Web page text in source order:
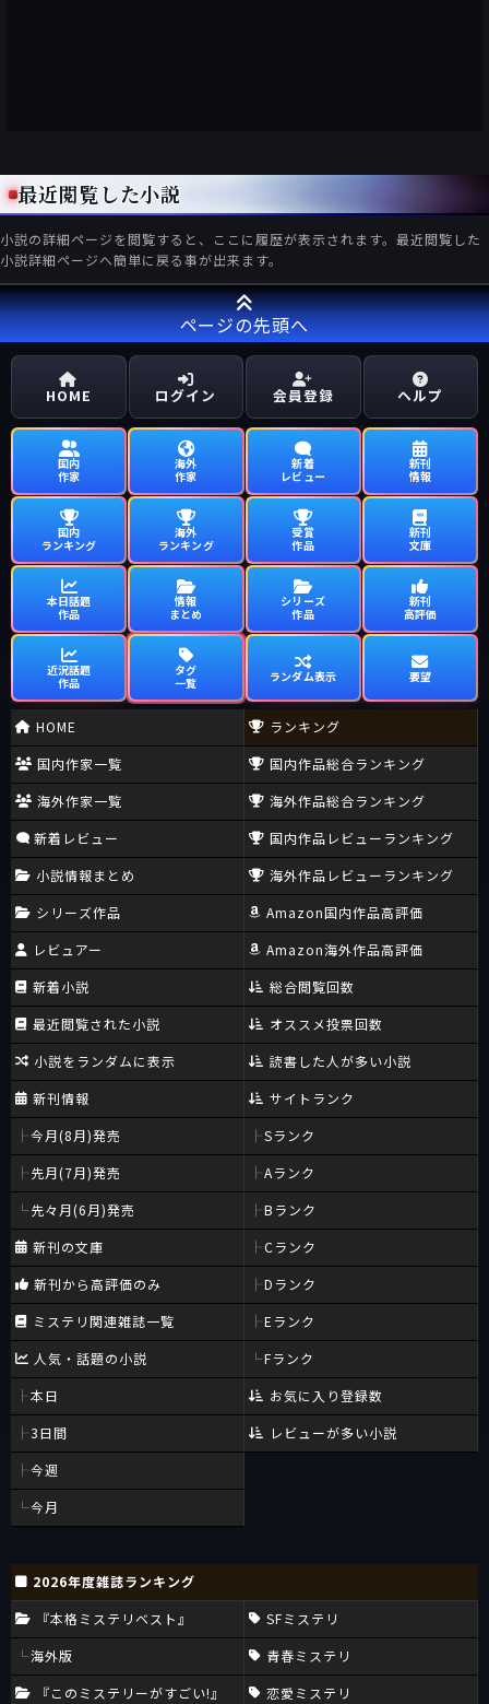
最近閲覧した小説
小説の詳細ページを閲覧すると、ここに履歴が表示されます。最近閲覧した
小説詳細ページへ簡単に戻る事が出来ます。
ページの先頭へ
HOME ログイン 会員登録 ヘルプ
国内
作家
海外
作家
新着
レビュー
新刊
情報
国内
ランキング
海外
ランキング
受賞
作品
新刊
文庫
本日話題
作品
情報
まとめ
シリーズ
作品
新刊
高評価
近況話題
作品
タグ
一覧
ランダム表示 要望
HOME
国内作家一覧
海外作家一覧
新着レビュー
小説情報まとめ
シリーズ作品
レビュアー
新着小説
最近閲覧された小説
小説をランダムに表示
新刊情報
今月(8月)発売
先月(7月)発売
先々月(6月)発売
新刊の文庫
新刊から高評価のみ
ミステリ関連雑誌一覧
人気・話題の小説
本日
3日間
今週
今月
ランキング
国内作品総合ランキング
海外作品総合ランキング
国内作品レビューランキング
海外作品レビューランキング
Amazon国内作品高評価
Amazon海外作品高評価
総合閲覧回数
オススメ投票回数
読書した人が多い小説
サイトランク
Sランク
Aランク
Bランク
Cランク
Dランク
Eランク
Fランク
お気に入り登録数
レビューが多い小説
2026年度雑誌ランキング
『本格ミステリベスト』
海外版
『このミステリーがすごい!』
SFミステリ
青春ミステリ
恋愛ミステリ